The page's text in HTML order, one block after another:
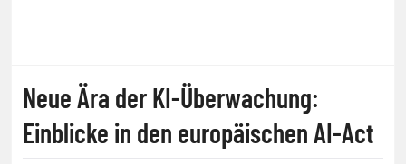
Neue Ära der KI-Überwachung:
Einblicke in den europäischen AI-Act